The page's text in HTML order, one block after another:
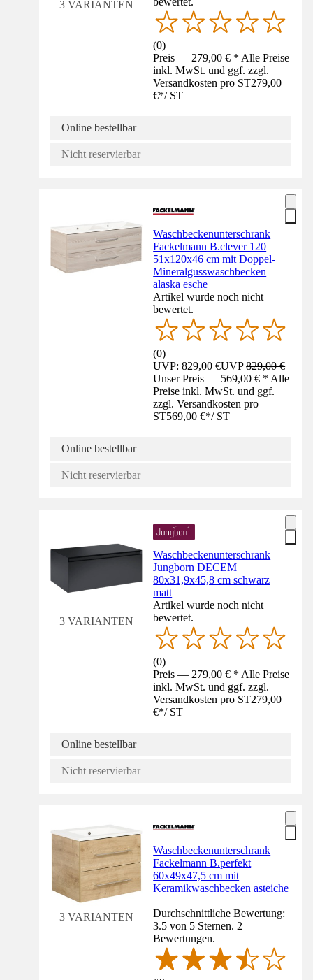
3 VARIANTEN
(0)
Preis — 279,00 € * Alle Preise
inkl. MwSt. und ggf. zzgl.
Versandkosten pro ST279,00
€*/ ST
Online bestellbar
Nicht reservierbar
Waschbeckenunterschrank
Fackelmann B.clever 120
51x120x46 cm mit Doppel-
Mineralgusswaschbecken
alaska esche
Artikel wurde noch nicht
bewertet.
(0)
UVP: 829,00 €UVP829,00 €
Unser Preis — 569,00 € * Alle
Preise inkl. MwSt. und ggf.
zzgl. Versandkosten pro
ST569,00 €*/ ST
Online bestellbar
Nicht reservierbar
3 VARIANTEN
Waschbeckenunterschrank
Jungborn DECEM
80x31,9x45,8 cm schwarz
matt
Artikel wurde noch nicht
bewertet.
(0)
Preis — 279,00 € * Alle Preise
inkl. MwSt. und ggf. zzgl.
Versandkosten pro ST279,00
€*/ ST
Online bestellbar
Nicht reservierbar
3 VARIANTEN
Waschbeckenunterschrank
Fackelmann B.perfekt
60x49x47,5 cm mit
Keramikwaschbecken asteiche
Durchschnittliche Bewertung:
3.5 von 5 Sternen. 2
Bewertungen.